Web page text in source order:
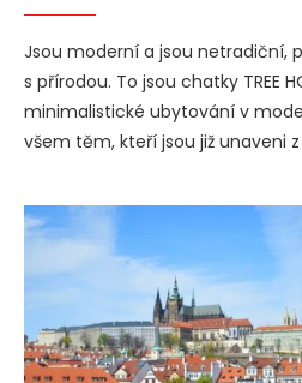
Jsou moderní a jsou netradiční,
s přírodou. To jsou chatky TREE
minimalistické ubytování v
všem těm, kteří jsou již unaveni